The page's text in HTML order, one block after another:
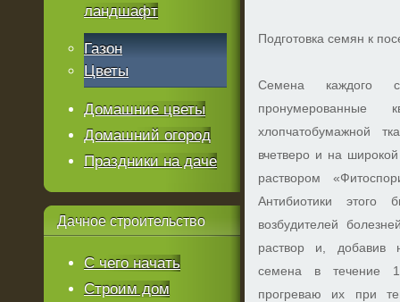
Подготовка семян к
Семена каждого
хлопчатобумажной
вчетверо и на
раствором
Антибиотики этого
возбудителей
раствор и, добавив
семена в течение
прогреваю их при
ландшафт
Газон
Цветы
Домашние цветы
Домашний огород
Праздники на даче
Дачное строительство
С чего начать
Строим дом